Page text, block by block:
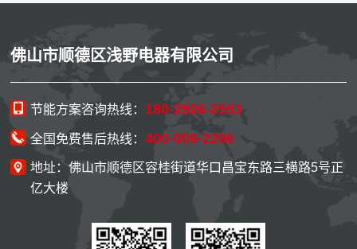
佛山市顺德区浅野电器有限公司
节能方案咨询热线： 180-2926-2553
全国免费售后热线：400-009-2296
地址：佛山市顺德区容桂街道华口昌宝东路三横路5号正
亿大楼